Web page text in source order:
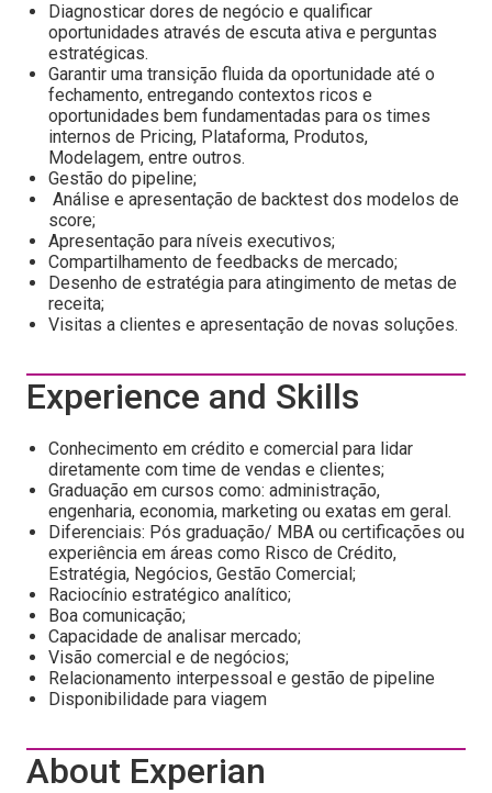
Diagnosticar dores de negócio e qualificar
oportunidades através de escuta ativa e perguntas
estratégicas.
Garantir uma transição fluida da oportunidade até o
fechamento, entregando contextos ricos e
oportunidades bem fundamentadas para os times
internos de Pricing, Plataforma, Produtos,
Modelagem, entre outros.
Gestão do pipeline;
Análise e apresentação de backtest dos modelos de
score;
Apresentação para níveis executivos;
Compartilhamento de feedbacks de mercado;
Desenho de estratégia para atingimento de metas de
receita;
Visitas a clientes e apresentação de novas soluções.
Experience and Skills
Conhecimento em crédito e comercial para lidar
diretamente com time de vendas e clientes;
Graduação em cursos como: administração,
engenharia, economia, marketing ou exatas em geral.
Diferenciais: Pós graduação/ MBA ou certificações ou
experiência em áreas como Risco de Crédito,
Estratégia, Negócios, Gestão Comercial;
Raciocínio estratégico analítico;
Boa comunicação;
Capacidade de analisar mercado;
Visão comercial e de negócios;
Relacionamento interpessoal e gestão de pipeline
Disponibilidade para viagem
About Experian